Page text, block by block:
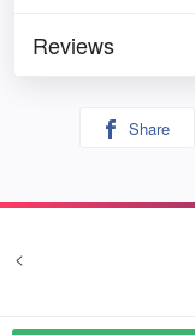
Reviews
Share
<